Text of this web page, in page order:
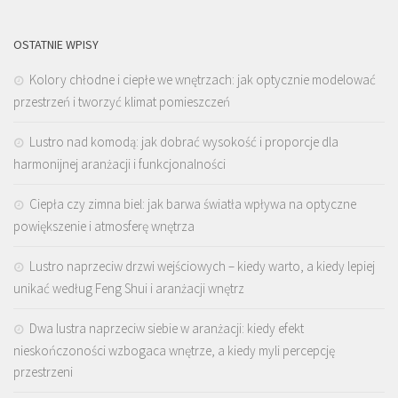
OSTATNIE WPISY
Kolory chłodne i ciepłe we wnętrzach: jak optycznie modelować
przestrzeń i tworzyć klimat pomieszczeń
Lustro nad komodą: jak dobrać wysokość i proporcje dla
harmonijnej aranżacji i funkcjonalności
Ciepła czy zimna biel: jak barwa światła wpływa na optyczne
powiększenie i atmosferę wnętrza
Lustro naprzeciw drzwi wejściowych – kiedy warto, a kiedy lepiej
unikać według Feng Shui i aranżacji wnętrz
Dwa lustra naprzeciw siebie w aranżacji: kiedy efekt
nieskończoności wzbogaca wnętrze, a kiedy myli percepcję
przestrzeni